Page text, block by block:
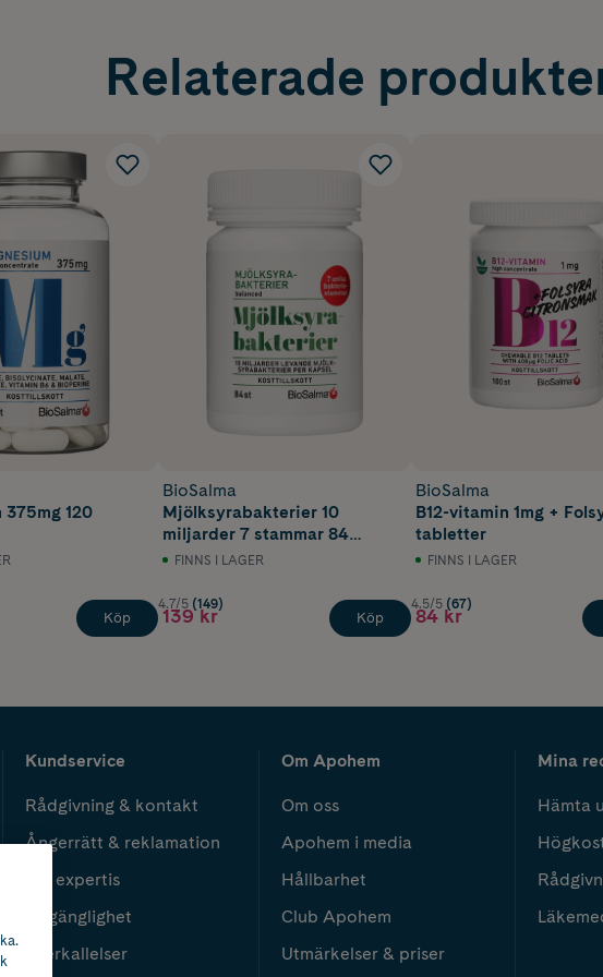
Relaterade
375mg 120
Köp
BioSalma
Mjölksyrabakterier 10
miljarder 7 stammar 84
kapslar
FINNS I LAGER
4.7/5 (149)
139 kr Köp
BioSalma
B12-vitamin 1mg +
tabletter
FINNS I LAGER
4.5/5 (67)
84 kr
Kundservice
Rådgivning & kontakt
Ångerrätt & reklamation
Vår expertis
Tillgänglighet
Återkallelser
Om Apohem
Om oss
Apohem i media
Hållbarhet
Club Apohem
Utmärkelser & priser
Mina
Hämta